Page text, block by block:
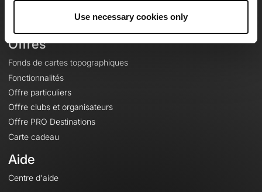
Use necessary cookies only
Offres
Fonds de cartes topographiques
Fonctionnalités
Offre particuliers
Offre clubs et organisateurs
Offre PRO Destinations
Carte cadeau
Aide
Centre d'aide